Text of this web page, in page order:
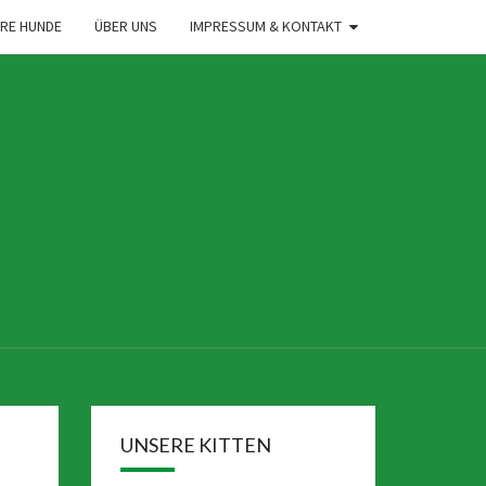
HUNDE ÜBER UNS IMPRESSUM & KONTAKT
UNSERE KITTEN